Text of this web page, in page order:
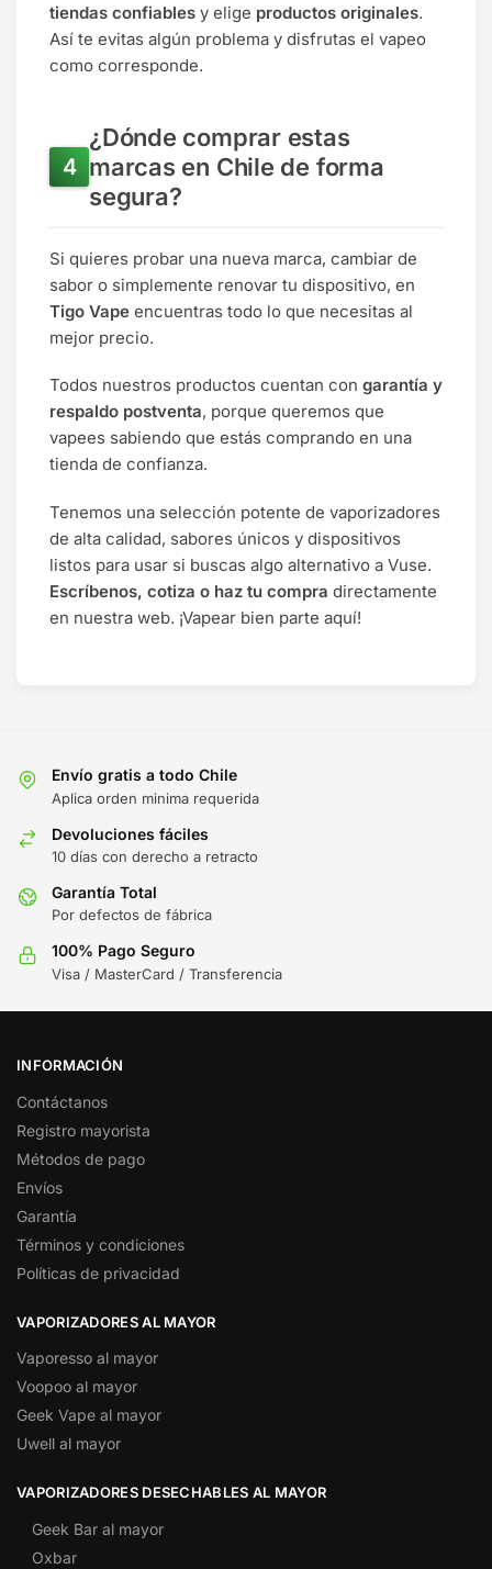
tiendas confiables y elige productos originales.
Así te evitas algún problema y disfrutas el vapeo
como corresponde.
¿Dónde comprar estas
marcas en Chile de forma
segura?
Si quieres probar una nueva marca, cambiar de
sabor o simplemente renovar tu dispositivo, en
Tigo Vape encuentras todo lo que necesitas al
mejor precio.
Todos nuestros productos cuentan con garantía y
respaldo postventa, porque queremos que
vapees sabiendo que estás comprando en una
tienda de confianza.
Tenemos una selección potente de vaporizadores
de alta calidad, sabores únicos y dispositivos
listos para usar si buscas algo alternativo a Vuse.
Escríbenos, cotiza o haz tu compra directamente
en nuestra web. ¡Vapear bien parte aquí!
Envío gratis a todo Chile
Aplica orden minima requerida
Devoluciones fáciles
10 días con derecho a retracto
Garantía Total
Por defectos de fábrica
100% Pago Seguro
Visa / MasterCard / Transferencia
INFORMACIÓN
Contáctanos
Registro mayorista
Métodos de pago
Envíos
Garantía
Términos y condiciones
Políticas de privacidad
VAPORIZADORES AL MAYOR
Vaporesso al mayor
Voopoo al mayor
Geek Vape al mayor
Uwell al mayor
VAPORIZADORES DESECHABLES AL MAYOR
Geek Bar al mayor
Oxbar